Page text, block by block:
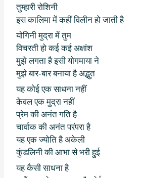
तुम्हारी रोशिनी
इस कालिमा में कहीं विलीन हो जाती है
योगिनी मुद्रा में तुम
विचरती हो कई कई अक्षांश
मुझे लगता है इसी योगमाया ने
मुझे बार-बार बनाया है अद्भुत
यह कोई एक साधना नहीं
केवल एक मुद्रा नहीं
प्रेम की अनंत गति है
चार्वाक की अनंत परंपरा है
यह एक ज्योति है अकेली
कुंडलिनी की आभा से भरी हुई
यह कैसी साधना है